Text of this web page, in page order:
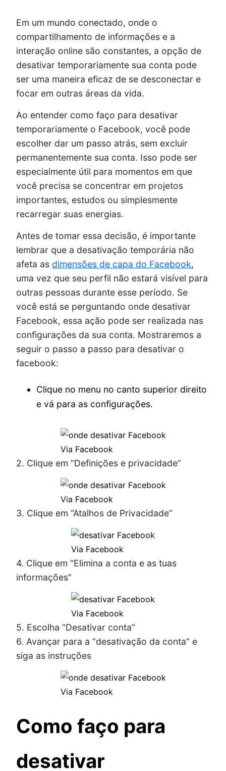
Em um mundo conectado, onde o
compartilhamento de informações e a
interação online são constantes, a opção de
desativar temporariamente sua conta pode
ser uma maneira eficaz de se desconectar e
focar em outras áreas da vida.
Ao entender como faço para desativar
temporariamente o Facebook, você pode
escolher dar um passo atrás, sem excluir
permanentemente sua conta. Isso pode ser
especialmente útil para momentos em que
você precisa se concentrar em projetos
importantes, estudos ou simplesmente
recarregar suas energias.
Antes de tomar essa decisão, é importante
lembrar que a desativação temporária não
afeta as dimensões de capa do Facebook,
uma vez que seu perfil não estará visível para
outras pessoas durante esse período. Se
você está se perguntando onde desativar
Facebook, essa ação pode ser realizada nas
configurações da sua conta. Mostraremos a
seguir o passo a passo para desativar o
facebook:
Clique no menu no canto superior direito
e vá para as configurações.
Via Facebook
2. Clique em “Definições e privacidade”
Via Facebook
3. Clique em “Atalhos de Privacidade”
Via Facebook
4. Clique em “Elimina a conta e as tuas
informações”
Via Facebook
5. Escolha “Desativar conta”
6. Avançar para a “desativação da conta” e
siga as instruções
Via Facebook
Como faço para
desativar